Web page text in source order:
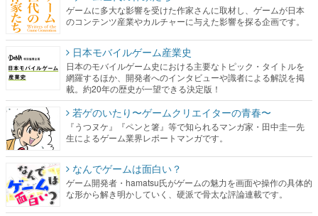
ゲームに多大な影響を受けた作家さんに取材し、ゲームが日本
のコンテンツ産業やカルチャーに与えた影響を探る企画です。
日本モバイルゲーム産業史
日本のモバイルゲーム史における主要なトピック・タイトルを
網羅するほか、開発者へのインタビューや識者による解説を掲
載。約20年の歴史が一望できる決定版！
若ゲのいたり〜ゲームクリエイターの青春〜
『うつヌケ』『ペンと箸』等で知られるマンガ家・田中圭一先
生によるゲーム業界レポートマンガです。
なんでゲームは面白い？
ゲーム開発者・hamatsu氏がゲームの魅力を画面や操作の具体的
な形から解き明かしていく、硬派で骨太な評論連載です。